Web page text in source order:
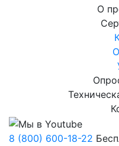
О
8 (800) 600-18-22